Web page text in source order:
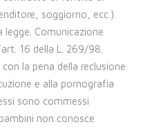
soggiorno, ecc.).
legge. Comunicazione
16 della L. 269/98.
la pena della reclusione
e alla pornografia
sono commessi
non conosce